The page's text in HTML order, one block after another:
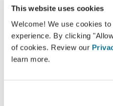
This website uses cookies
Welcome! We use cookies
experience. By clicking
of cookies. Review our
learn more.
*Khảo sát trực tuyến được tiến
ngực đã trải qua phẫu thuật từ
năm 2011 tại Thụy Sĩ.